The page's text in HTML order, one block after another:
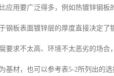
应用要广泛得多，例如热镀锌钢
钢板表面镀锌层的厚度直接决定
要求不太高、环境不太恶劣的场
基材，也可以参考表5-2所列出的